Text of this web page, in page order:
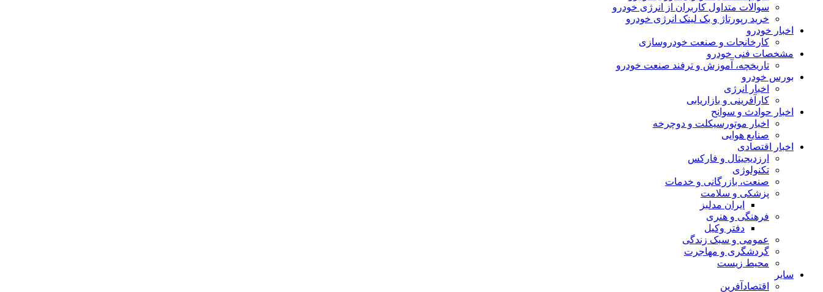
سوالات متداول کاربران از انرژی خودرو
خرید رپورتاژ و بک لینک انرژی خودرو
اخبار خودرو
کارخانجات و صنعت خودروسازی
مشخصات فنی خودرو
تاریخچه، آموزش و ترفند صنعت خودرو
بورس خودرو
اخبار انرژی
کارآفرینی و بازاریابی
اخبار حوادث و سوانح
اخبار موتورسیکلت و دوچرخه
صنایع هوایی
اخبار اقتصادی
ارزدیجیتال و فارکس
تکنولوژی
صنعت، بازرگانی و خدمات
پزشکی و سلامت
ایران مدلبز
فرهنگی و هنری
دفتر وکیل
عمومی و سبک زندگی
گردشگری و مهاجرت
محیط زیست
سایر
اقتصادآفرین